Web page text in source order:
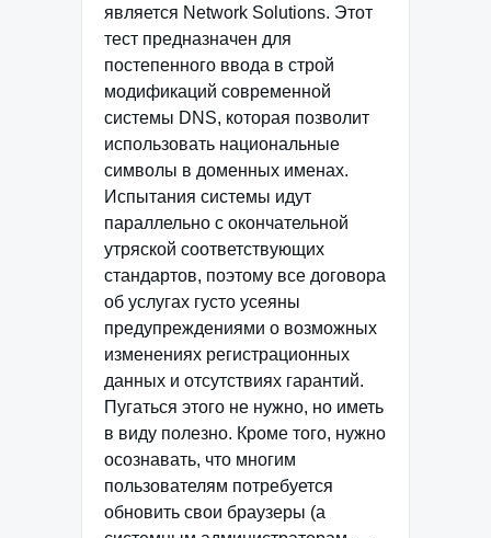
является Network Solutions. Этот
тест предназначен для
постепенного ввода в строй
модификаций современной
системы DNS, которая позволит
использовать национальные
символы в доменных именах.
Испытания системы идут
параллельно с окончательной
утряской соответствующих
стандартов, поэтому все договора
об услугах густо усеяны
предупреждениями о возможных
изменениях регистрационных
данных и отсутствиях гарантий.
Пугаться этого не нужно, но иметь
в виду полезно. Кроме того, нужно
осознавать, что многим
пользователям потребуется
обновить свои браузеры (а